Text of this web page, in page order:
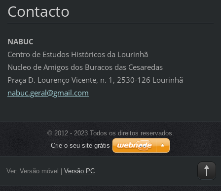
Contacto
NABUC
Centro de Estudos Históricos da Lourinhã
Nucleo de Amigos dos Buracos das Cesaredas
Praça D. Lourenço Vicente, n. 1, 2530-126 Lourinhã
nabuc.geral@gmail.com
© 2012 - 2023 Todos os direitos reservados.
Crie o seu site grátis
Ver: Versão móvel Versão PC